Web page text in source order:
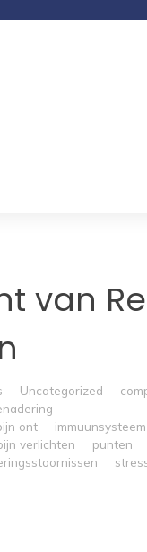
van
Uncategorized
ont
verlichten punten